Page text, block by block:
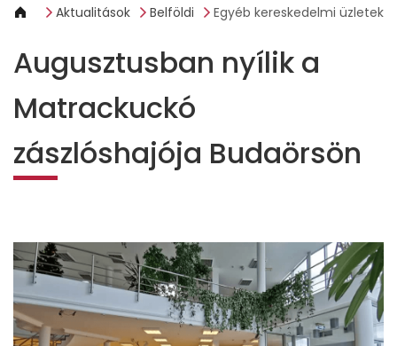
Aktualitások Belföldi Egyéb kereskedelmi üzletek
Augusztusban nyílik a
Matrackuckó
zászlóshajója Budaörsön